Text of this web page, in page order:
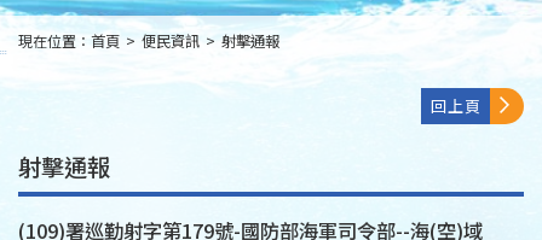
:::
現在位置： 首頁 > 便民資訊 > 射擊通報
回上頁
射擊通報
(109)署巡勤射字第179號-國防部海軍司令部--海(空)域